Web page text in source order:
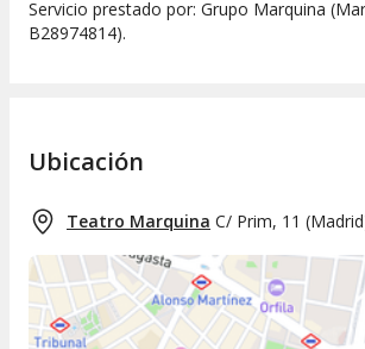
Servicio prestado por: Grupo Marquina
B28974814).
Ubicación
Teatro Marquina C/ Prim, 11 (Madrid